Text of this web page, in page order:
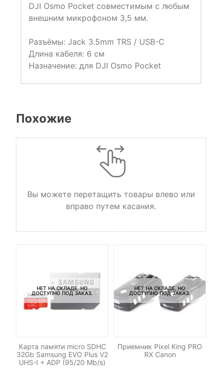
DJI Osmo Pocket совместимым с любым
внешним микрофоном 3,5 мм.
Разъёмы: Jack 3.5mm TRS / USB-C
Длина кабеля: 6 см
Назначение: для DJI Osmo Pocket
Похожие
Вы можете перетащить товары влево или
вправо путем касания.
НЕТ НА СКЛАДЕ, НО
ДОСТУПНО ПОД ЗАКАЗ.
Карта памяти micro SDHC
32Gb Samsung EVO Plus V2
UHS-I + ADP (95/20 Mb/s)
НЕТ НА СКЛАДЕ, НО
ДОСТУПНО ПОД ЗАКАЗ.
Приемник Pixel King PRO
RX Canon